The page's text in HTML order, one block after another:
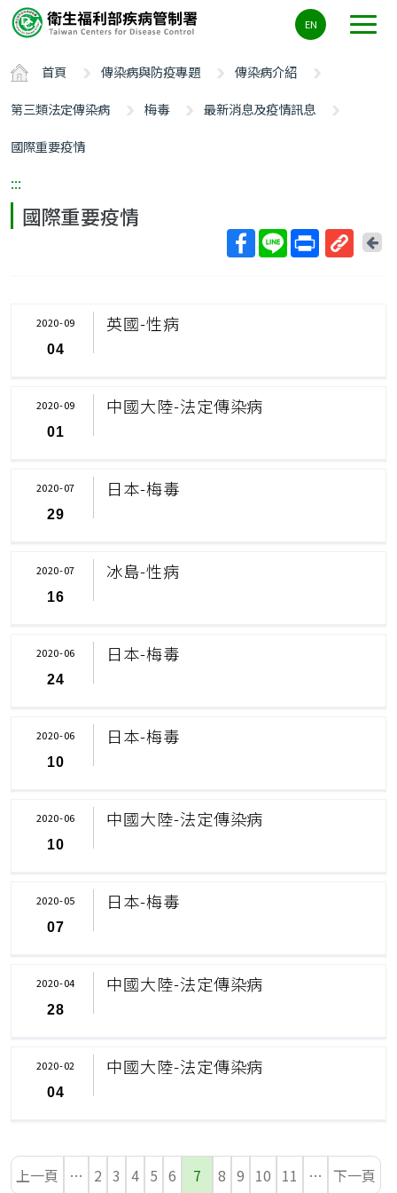
要
容
ALT+C
EN
首頁 傳染病與防疫專題
傳染病介紹
第三類法定傳染病
梅毒
最新消息及疫情訊息
國際重要疫情
:::
國際重要疫情
回
英國-性病
2020-09
04
中國大陸-法定傳染病
2020-09
01
日本-梅毒
2020-07
29
冰島-性病
2020-07
16
日本-梅毒
2020-06
24
日本-梅毒
2020-06
10
中國大陸-法定傳染病
2020-06
10
日本-梅毒
2020-05
07
中國大陸-法定傳染病
2020-04
28
中國大陸-法定傳染病
2020-02
04
上一頁 … 2 3 4 5 6 7 8 9 10 11 … 下一頁